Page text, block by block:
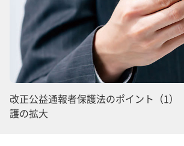
改正公益通報者保護法のポイント（1
護の拡大